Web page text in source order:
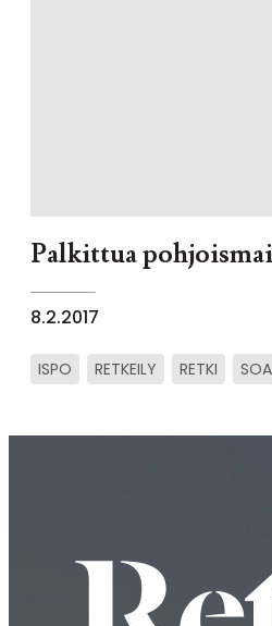
Palkittua
8.2.2017
ISPO RETKEILY RETKI SOA